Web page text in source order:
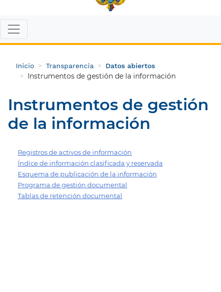
Inicio Transparencia Datos abiertos
Instrumentos de gestión de la información
Instrumentos de gestión
de la información
Registros de activos de información
Índice de información clasificada y reservada
Esquema de publicación de la información
Programa de gestión documental
Tablas de retención documental